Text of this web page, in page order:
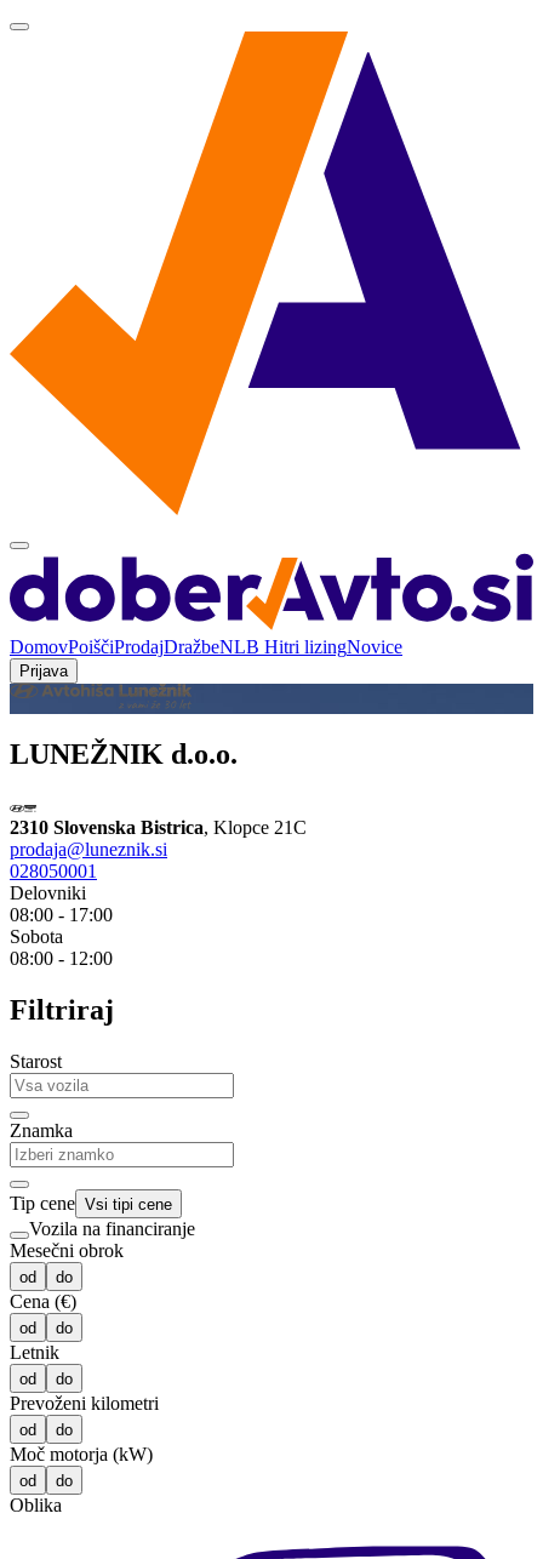
DomovPoiščiProdajDražbeNLB Hitri lizingNovice
Prijava
LUNEŽNIK d.o.o.
2310 Slovenska Bistrica, Klopce 21C
prodaja@luneznik.si
028050001
Delovniki
08:00 - 17:00
Sobota
08:00 - 12:00
Filtriraj
Starost
Znamka
Tip cene Vsi tipi cene
Vozila na financiranje
Mesečni obrok
od do
Cena (€)
od do
Letnik
od do
Prevoženi kilometri
od do
Moč motorja (kW)
od do
Oblika